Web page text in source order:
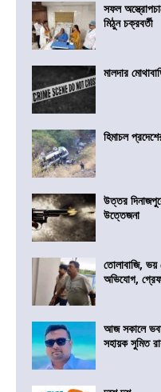
সফল
মিঠুন চক্রবর্তী
মালদার
হিমাচল
উত্তর
উত্তেজনা
তোলাবাজি, ভয়
অভিযোগ,
আজ সকালে
সহায়ক সুমিত